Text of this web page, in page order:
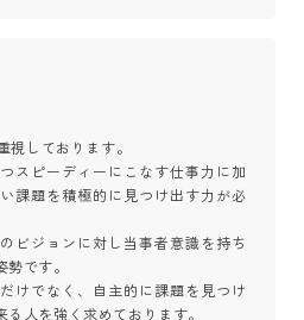
視しております。
スピーディーにこなす仕事力に加
課題を積極的に見つけ出す力が必
ビジョンに対し当事者意識を持ち
です。
けでなく、自主的に課題を見つけ
人を強く求めております。